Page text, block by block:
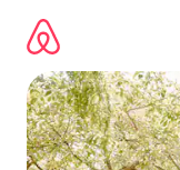
sadržaj